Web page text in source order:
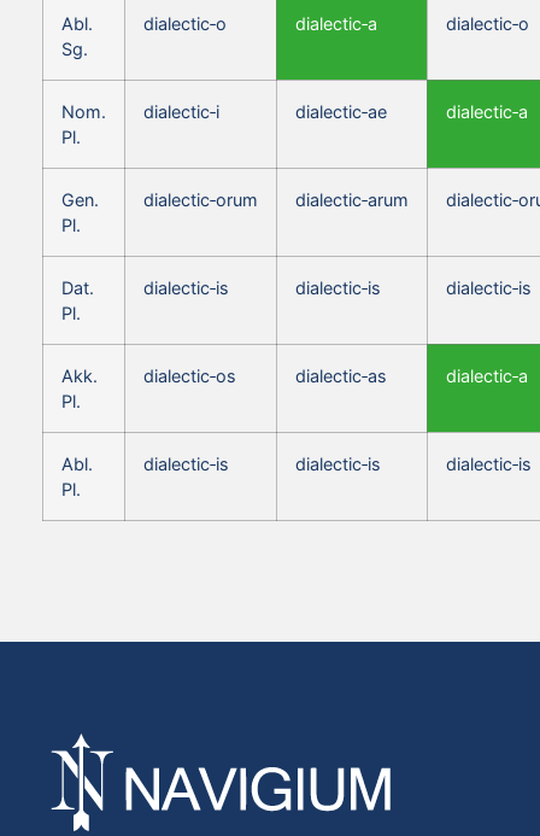
Abl.
Sg.
dialectic‑o dialectic‑a dialectic‑o
Nom.
Pl.
dialectic‑i dialectic‑ae dialectic‑a
Gen.
Pl.
dialectic‑orum dialectic‑arum
Dat.
Pl.
dialectic‑is dialectic‑is dialectic‑is
Akk.
Pl.
dialectic‑os dialectic‑as dialectic‑a
Abl.
Pl.
dialectic‑is dialectic‑is dialectic‑is